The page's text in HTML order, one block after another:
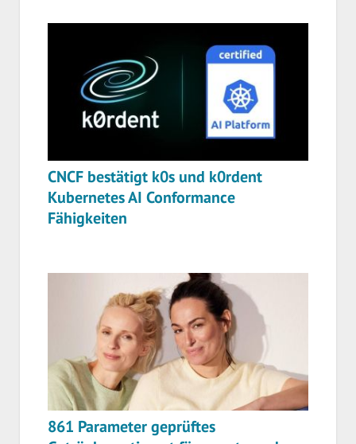
CNCF bestätigt k0s und k0rdent
Kubernetes AI Conformance
Fähigkeiten
861 Parameter geprüftes